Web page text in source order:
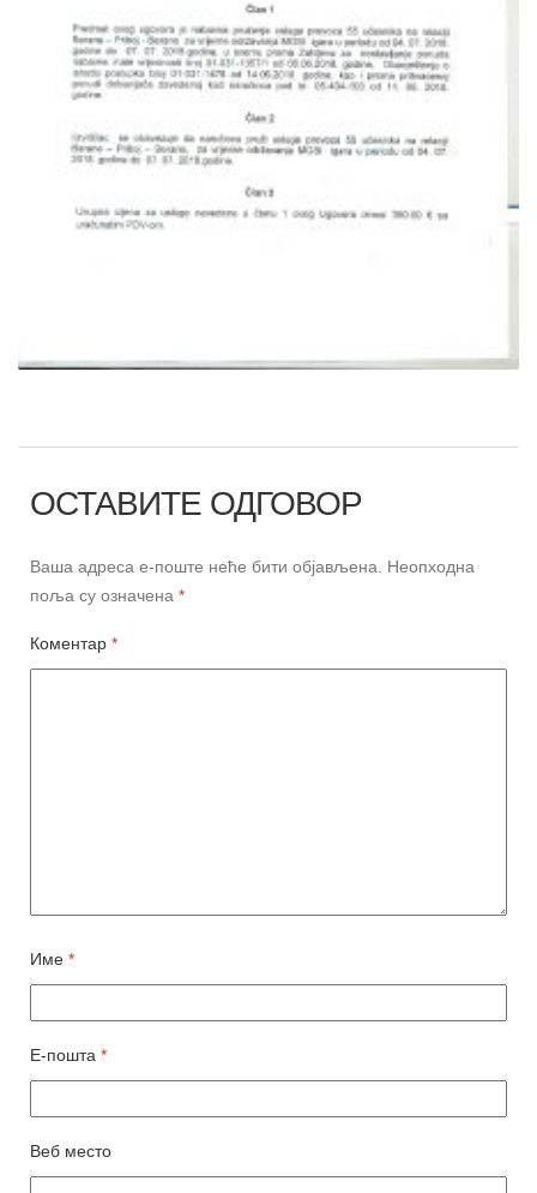
ОСТАВИТЕ ОДГОВОР
Ваша адреса е-поште неће бити објављена.
Неопходна
поља су означена *
Коментар *
Име *
Е-пошта *
Веб место